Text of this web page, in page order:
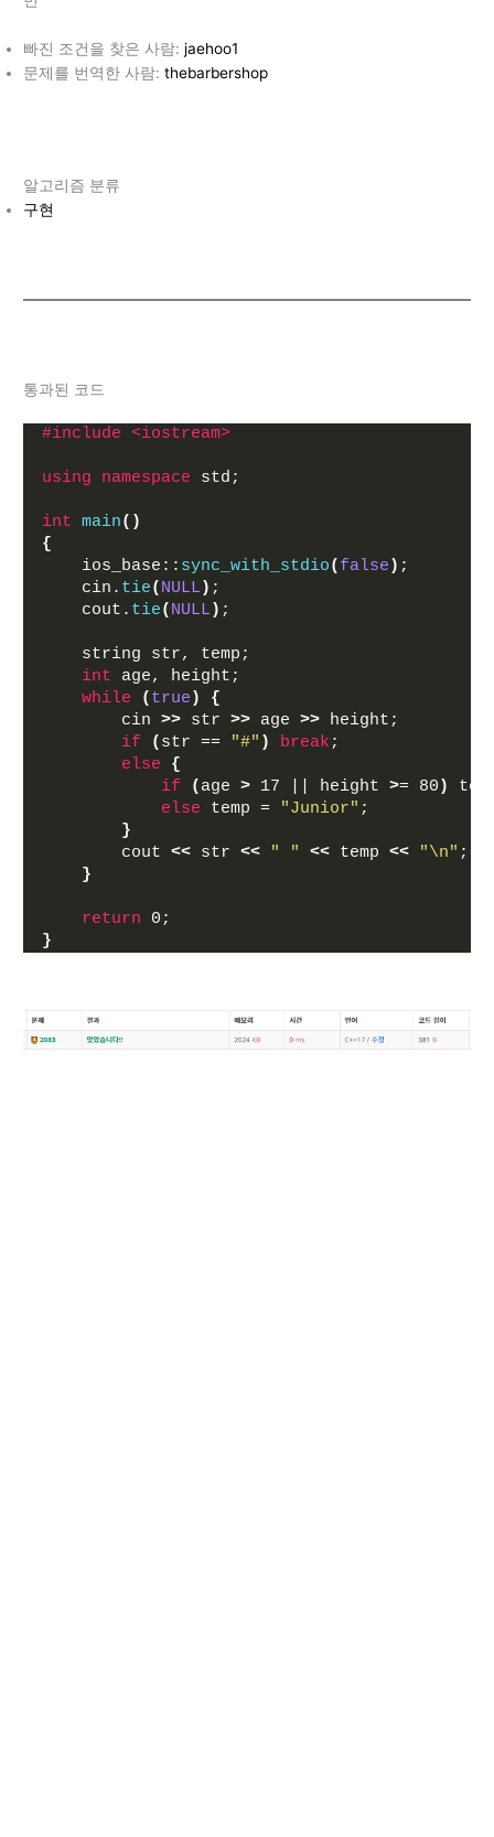
빠진 조건을 찾은 사람:jaehoo1
문제를 번역한 사람:thebarbershop
알고리즘 분류
구현
통과된 코드
#include <iostream>
using namespace std;
int main()
{
    ios_base::
sync_with_stdio( false ) ;
    cin.
tie( NULL ) ;
    cout.
tie( NULL ) ;
    string str, temp;
int age, height;
while
( true )
{
        cin
>> str >> age >> height;
if
( str == "#" ) break ;
else
{
if
( age > 17 || height >= 80 )
else temp = "Junior"
}
        cout
<< str << " " << temp << "\n" ;
}
return 0;
}